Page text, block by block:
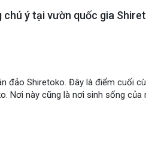
ý tại vườn quốc gia
đảo Shiretoko. Đây là điểm cuối
Nơi này cũng là nơi sinh sống